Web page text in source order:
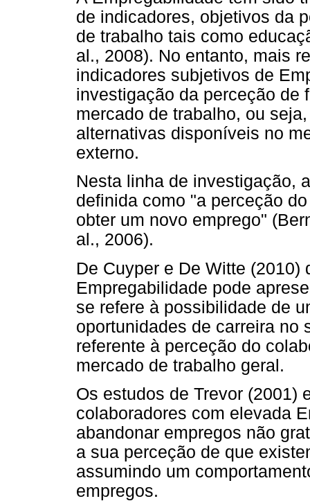
de indicadores, objetivos da
de trabalho tais como
al., 2008). No entanto, mais
indicadores subjetivos de
investigação da perceção de
mercado de trabalho, ou
alternativas disponíveis no
externo.
Nesta linha de investigação,
definida como "a perceção
obter um novo emprego"
al., 2006).
De Cuyper e De Witte
Empregabilidade pode
se refere à possibilidade de
oportunidades de carreira no
referente à perceção do
mercado de trabalho geral.
Os estudos de Trevor (2001)
colaboradores com elevada
abandonar empregos não
a sua perceção de que
assumindo um
empregos.